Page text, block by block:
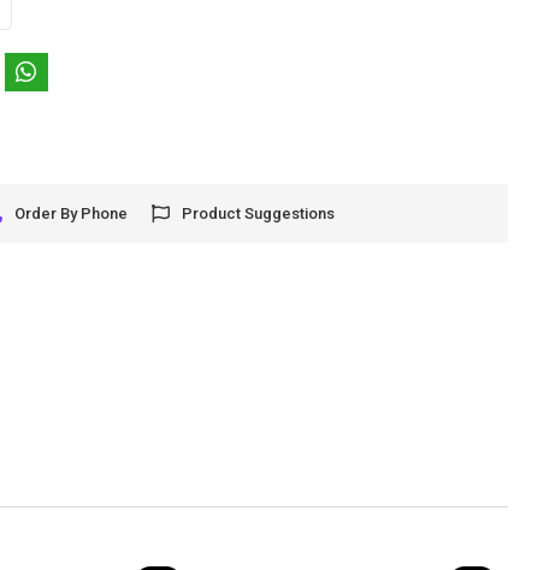
Order By Phone Product Suggestions